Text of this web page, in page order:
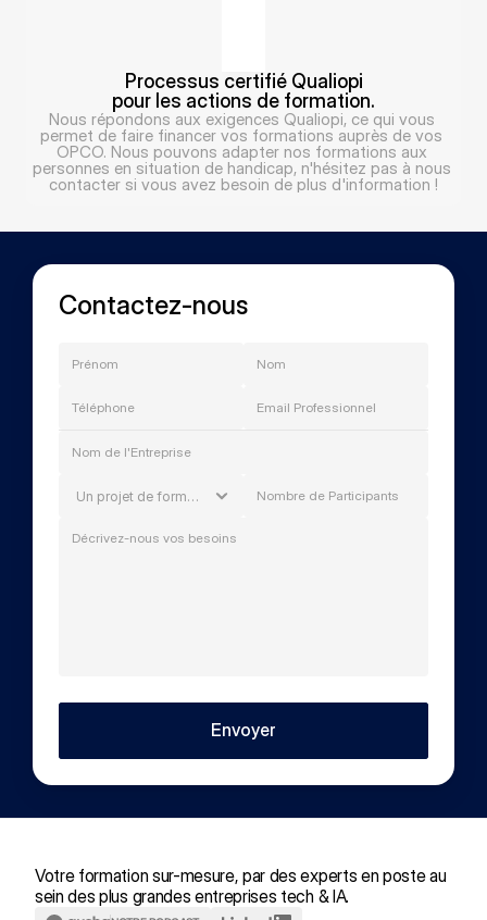
Processus certifié Qualiopi
pour les actions de formation.
Nous répondons aux exigences Qualiopi, ce qui vous
permet de faire financer vos formations auprès de vos
OPCO. Nous pouvons adapter nos formations aux
personnes en situation de handicap, n'hésitez pas à nous
contacter si vous avez besoin de plus d'information !
Votre formation sur-mesure, par des experts en poste au
sein des plus grandes entreprises tech & IA.
Contactez-nous
Envoyer